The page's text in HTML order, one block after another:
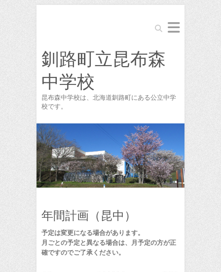
Search
釧路町立昆布森
中学校
昆布森中学校は、北海道釧路町にある公立中学
校です。
年間計画（昆中）
予定は変更になる場合があります。
月ごとの予定と異なる場合は、月予定の方が正
確ですのでご了承ください。